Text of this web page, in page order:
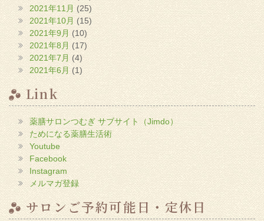
2021年11月 (25)
2021年10月 (15)
2021年9月 (10)
2021年8月 (17)
2021年7月(4)
2021年6月 (1)
Link
薬膳サロンつむぎ サブサイト（Jimdo）
ためになる薬膳生活術
Youtube
Facebook
Instagram
メルマガ登録
サロンご予約可能日・定休日